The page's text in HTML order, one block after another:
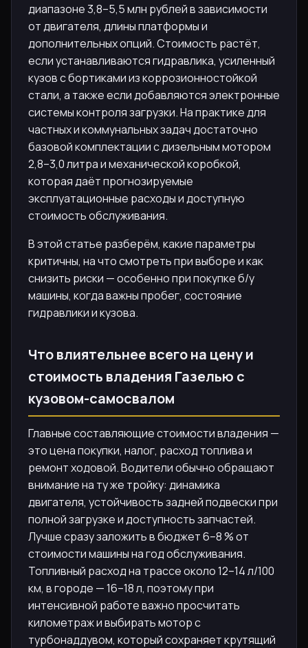
диапазоне 3,8–5,5 млн рублей в зависимости
от двигателя, длины платформы и
дополнительных опций. Стоимость растёт,
если устанавливаются гидравлика, усиленный
кузов с бортиками из коррозионностойкой
стали, а также если добавляются электронные
системы контроля загрузки. На практике для
частных и коммунальных задач достаточно
базовой комплектации с дизельным мотором
2,8–3,0 литра и механической коробкой,
которая даёт прогнозируемые
эксплуатационные расходы и доступную
стоимость обслуживания.
В этой статье разберём, какие параметры
критичны, на что смотреть при выборе и как
снизить риски — особенно при покупке б/у
машины, когда важны пробег, состояние
гидравлики и кузова.
Что влиятельнее всего на цену и
стоимость владения Газелью с
кузовом-самосвалом
Главные составляющие стоимости владения —
это цена покупки, налог, расход топлива и
ремонт ходовой. Водители обычно обращают
внимание на ту же тройку: динамика
двигателя, устойчивость задней подвески при
полной загрузке и доступность запчастей.
Лучше сразу заложить в бюджет 6–8 % от
стоимости машины на год обслуживания.
Топливный расход на трассе около 12–14 л/100
км, в городе — 16–18 л, поэтому при
интенсивной работе важно просчитать
километраж и выбирать мотор с
турбонаддувом, который сохраняет крутящий